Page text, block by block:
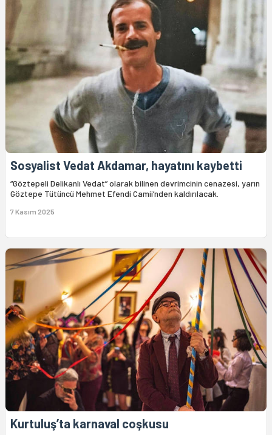
Sosyalist Vedat Akdamar, hayatını kaybetti
“Göztepeli Delikanlı Vedat” olarak bilinen devrimcinin cenazesi, yarın
Göztepe Tütüncü Mehmet Efendi Camii’nden kaldırılacak.
7 Kasım 2025
Kurtuluş’ta karnaval coşkusu